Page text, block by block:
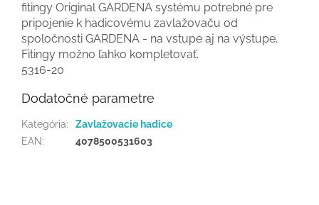
fitingy Original GARDENA systému potrebné pre
pripojenie k hadicovému zavlažovaču od
spoločnosti GARDENA - na vstupe aj na výstupe.
Fitingy možno ľahko kompletovať.
5316-20
Dodatočné parametre
Kategória:
Zavlažovacie hadice
EAN: 4078500531603